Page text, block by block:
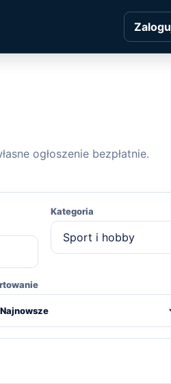
ogłoszenie bezpłatnie.
Kategoria